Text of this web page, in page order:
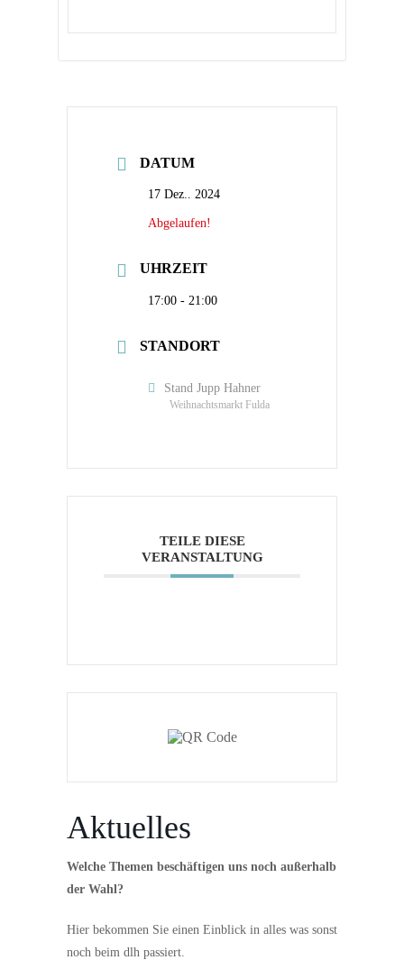
DATUM
17 Dez.. 2024
Abgelaufen!
UHRZEIT
17:00 - 21:00
STANDORT
Stand Jupp Hahner
Weihnachtsmarkt Fulda
TEILE DIESE
VERANSTALTUNG
Aktuelles
Welche Themen beschäftigen uns noch außerhalb
der Wahl?
Hier bekommen Sie einen Einblick in alles was sonst
noch beim dlh passiert.